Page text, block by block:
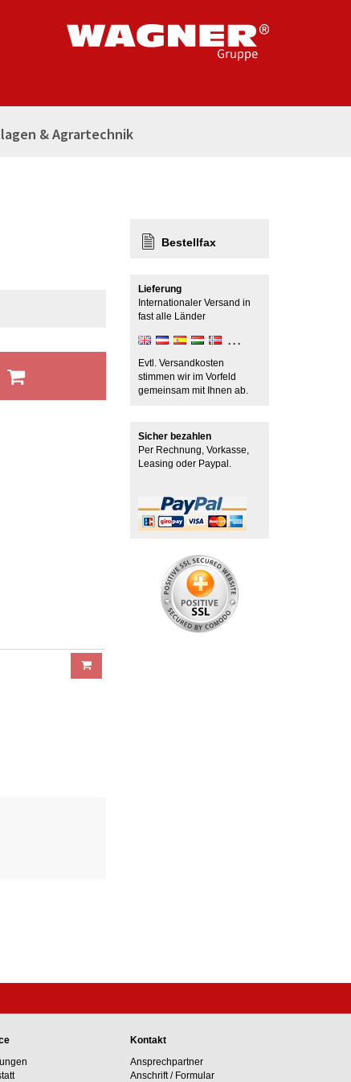
& Agrartechnik
Bestellfax
Lieferung
Internationaler Versand in
fast alle Länder
Evtl. Versandkosten
stimmen wir im Vorfeld
gemeinsam mit Ihnen ab.
Sicher bezahlen
Per Rechnung, Vorkasse,
Leasing oder Paypal.
Kontakt
Ansprechpartner
Anschrift / Formular